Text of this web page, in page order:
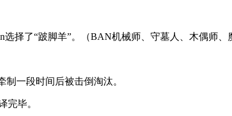
择了“跛脚羊”。（BAN机械师、守墓人、木偶师、
一段时间后被击倒淘汰。
完毕。